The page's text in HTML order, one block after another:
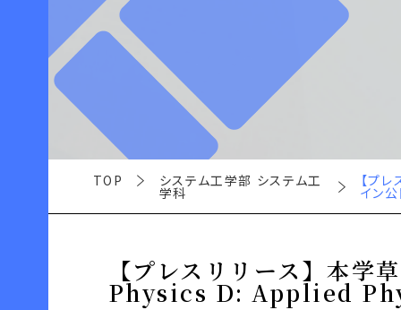
TOP システム工学部 システム工
学科
【プ
イン
【プレスリリース】本
Physics D: Applied